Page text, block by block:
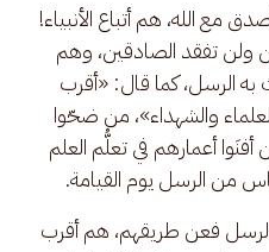
مع الله، هم أتباع الأنبياء!
ولن تفقد الصادقين، وهم
الرسل، كما قال: «أقرب
والشهداء»، من ضحّوا
أعمارهم في تعلُّم العلم
من الرسل يوم القيامة.
فعن طريقهم، هم أقرب